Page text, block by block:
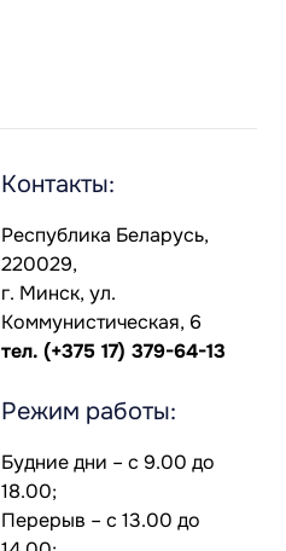
Контакты:
Республика Беларусь,
220029,
г. Минск, ул.
Коммунистическая, 6
тел. (+375 17) 379-64-13
Режим работы:
Будние дни – с 9.00 до
18.00;
Перерыв – с 13.00 до